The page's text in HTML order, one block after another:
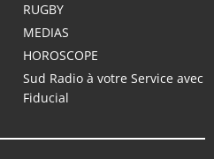
RUGBY
MEDIAS
HOROSCOPE
Sud Radio à votre Service avec
Fiducial